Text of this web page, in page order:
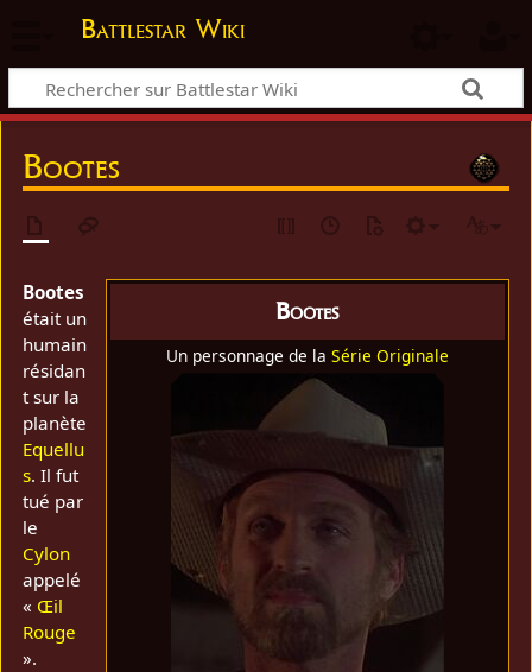
Battlestar Wiki
Bootes
Bootes
Un personnage de la Série Originale
Bootes
était un
humain
résidan
t sur la
planète
Equellu
s. Il fut
tué par
le
Cylon
appelé
« Œil
Rouge
».